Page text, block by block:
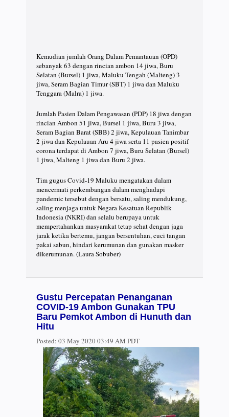
Kemudian jumlah Orang Dalam Pemantauan (OPD)
sebanyak 63 dengan rincian ambon 14 jiwa, Buru
Selatan (Bursel) 1 jiwa, Maluku Tengah (Malteng) 3
jiwa, Seram Bagian Timur (SBT) 1 jiwa dan Maluku
Tenggara (Malra) 1 jiwa.
Jumlah Pasien Dalam Pengawasan (PDP) 18 jiwa dengan
rincian Ambon 51 jiwa, Bursel 1 jiwa, Buru 3 jiwa,
Seram Bagian Barat (SBB) 2 jiwa, Kepulauan Tanimbar
2 jiwa dan Kepulauan Aru 4 jiwa serta 11 pasien positif
corona terdapat di Ambon 7 jiwa, Buru Selatan (Bursel)
1 jiwa, Malteng 1 jiwa dan Buru 2 jiwa.
Tim gugus Covid-19 Maluku mengatakan dalam
mencermati perkembangan dalam menghadapi
pandemic tersebut dengan bersatu, saling mendukung,
saling menjaga untuk Negara Kesatuan Republik
Indonesia (NKRI) dan selalu berupaya untuk
mempertahankan masyarakat tetap sehat dengan jaga
jarak ketika bertemu, jangan bersentuhan, cuci tangan
pakai sabun, hindari kerumunan dan gunakan masker
dikerumunan. (Laura Sobuber)
Gustu Percepatan Penanganan
COVID-19 Ambon Gunakan TPU
Baru Pemkot Ambon di Hunuth dan
Hitu
Posted: 03 May 2020 03:49 AM PDT